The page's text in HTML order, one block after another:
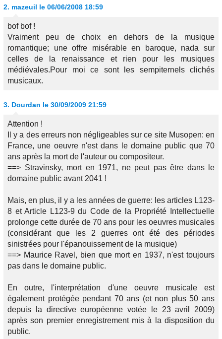
2. mazeuil le 06/06/2008 18:59
bof bof !
Vraiment peu de choix en dehors de la musique
romantique; une offre misérable en baroque, nada sur
celles de la renaissance et rien pour les musiques
médiévales.Pour moi ce sont les sempiternels clichés
musicaux.
3. Dourdan le 30/09/2009 21:59
Attention !
Il y a des erreurs non négligeables sur ce site Musopen: en
France, une oeuvre n'est dans le domaine public que 70
ans après la mort de l'auteur ou compositeur.
==> Stravinsky, mort en 1971, ne peut pas être dans le
domaine public avant 2041 !
Mais, en plus, il y a les années de guerre: les articles L123-
8 et Article L123-9 du Code de la Propriété Intellectuelle
prolonge cette durée de 70 ans pour les oeuvres musicales
(considérant que les 2 guerres ont été des périodes
sinistrées pour l'épanouissement de la musique)
==> Maurice Ravel, bien que mort en 1937, n'est toujours
pas dans le domaine public.
En outre, l'interprétation d'une oeuvre musicale est
également protégée pendant 70 ans (et non plus 50 ans
depuis la directive européenne votée le 23 avril 2009)
après son premier enregistrement mis à la disposition du
public.